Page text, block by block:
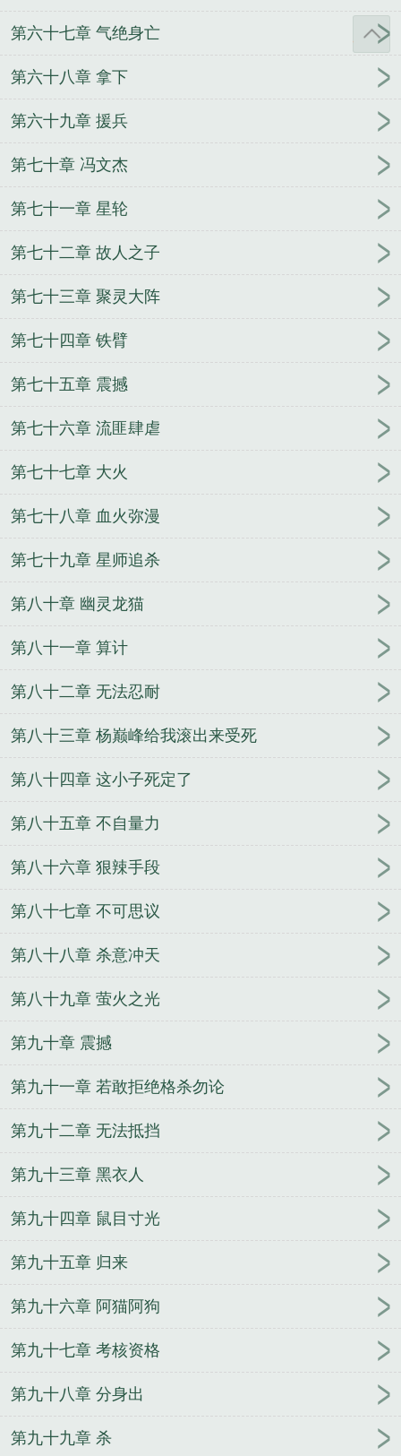
第六十七章 气绝身亡
第六十八章 拿下
第六十九章 援兵
第七十章 冯文杰
第七十一章 星轮
第七十二章 故人之子
第七十三章 聚灵大阵
第七十四章 铁臂
第七十五章 震撼
第七十六章 流匪肆虐
第七十七章 大火
第七十八章 血火弥漫
第七十九章 星师追杀
第八十章 幽灵龙猫
第八十一章 算计
第八十二章 无法忍耐
第八十三章 杨巅峰给我滚出来受死
第八十四章 这小子死定了
第八十五章 不自量力
第八十六章 狠辣手段
第八十七章 不可思议
第八十八章 杀意冲天
第八十九章 萤火之光
第九十章 震撼
第九十一章 若敢拒绝格杀勿论
第九十二章 无法抵挡
第九十三章 黑衣人
第九十四章 鼠目寸光
第九十五章 归来
第九十六章 阿猫阿狗
第九十七章 考核资格
第九十八章 分身出
第九十九章 杀